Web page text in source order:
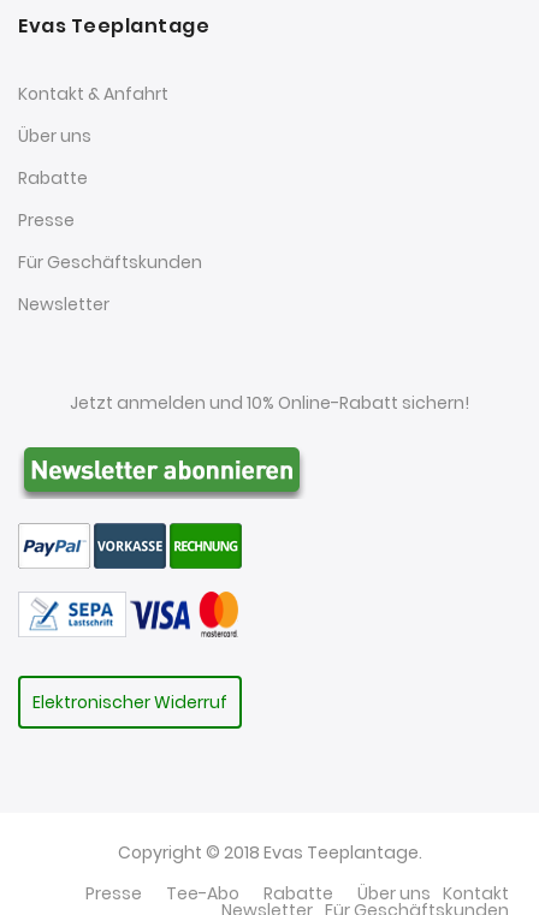
Evas Teeplantage
Kontakt & Anfahrt
Über uns
Rabatte
Presse
Für Geschäftskunden
Newsletter
Jetzt anmelden und 10% Online-Rabatt sichern!
Elektronischer Widerruf
Copyright © 2018 Evas Teeplantage.
Kontakt
Über uns
Rabatte
Tee-Abo
Presse
Für Geschäftskunden
Newsletter